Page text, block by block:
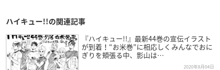
ハイキュー!!の関連記事
『ハイキュー!!』最新44巻の宣伝イラスト
が到着！“お米巻”に相応しくみんなでおに
ぎりを頬張る中、影山は…
2020年8月04日